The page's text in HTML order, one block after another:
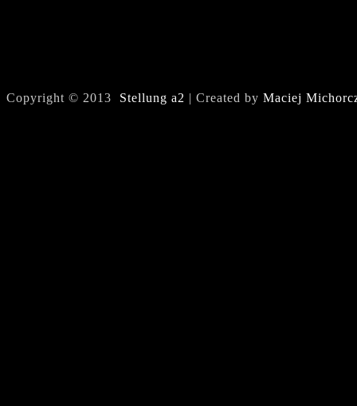
Copyright © 2013 Stellung a2 | Created by Maciej